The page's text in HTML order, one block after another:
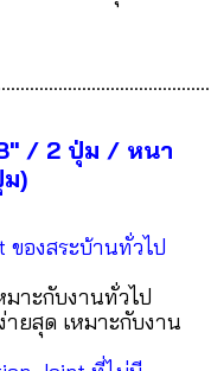
8" / 2 ปุ่ม / หนา
)
องสระบ้านทั่วไป
มาะกับงานทั่วไป
ยสุด เหมาะกับงาน